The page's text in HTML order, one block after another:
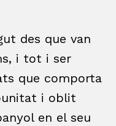
des que van
i tot i ser
que comporta
i oblit
en el seu